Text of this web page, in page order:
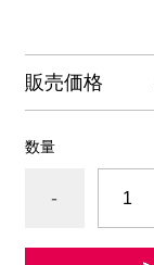
販売価格
数量
-